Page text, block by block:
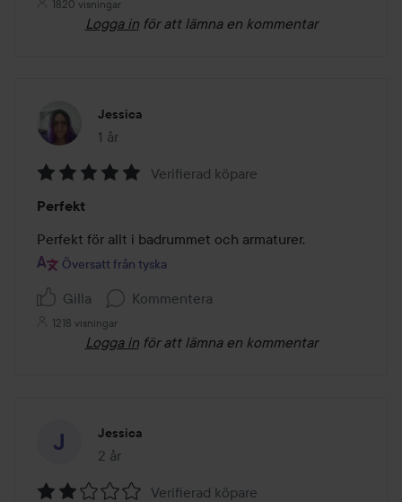
1820 visningar
Logga in för att lämna en kommentar
Jessica
1 år
Inlägget skapades 1 år
5
av
5
Verifierad köpare
Perfekt
Perfekt för allt i badrummet och armaturer.
Översatt från tyska
Gilla Kommentera
1218 visningar
Logga in för att lämna en kommentar
Jessica
2 år
Inlägget skapades 2 år
Verifierad köpare